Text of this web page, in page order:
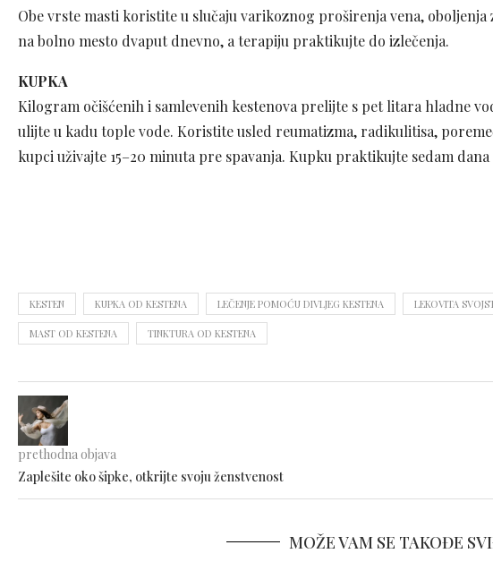
Obe vrste masti koristite u slučaju varikoznog proširenja vena,
na bolno mesto dvaput dnevno, a terapiju praktikujte do izlečenja.
KUPKA
Kilogram očišćenih i samlevenih kestenova prelijte s pet litara hladne
ulijte u kadu tople vode. Koristite usled reumatizma, radikulitisa,
kupci uživajte 15–20 minuta pre spavanja. Kupku praktikujte sedam dana
KESTEN KUPKA OD KESTENA LEČENJE POMOĆU DIVLJEG KESTENA LEKOVITA
MAST OD KESTENA TINKTURA OD KESTENA
prethodna objava
Zaplešite oko šipke, otkrijte svoju ženstvenost
MOŽE VAM SE TAKOĐE